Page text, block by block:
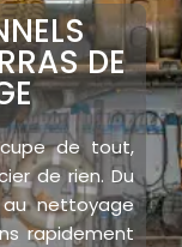
DE
de tout,
de rien. Du
nettoyage
rapidement